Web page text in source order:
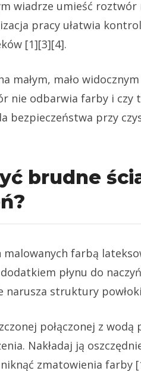
wiadrze umieść
pracy ułatwia
[1][3][4].
małym, mało
nie odbarwia farby i czy
bezpieczeństwa przy
brudne
farbą
płynu do
narusza struktury
połączonej z
Nakładaj ją
zmatowienia farby